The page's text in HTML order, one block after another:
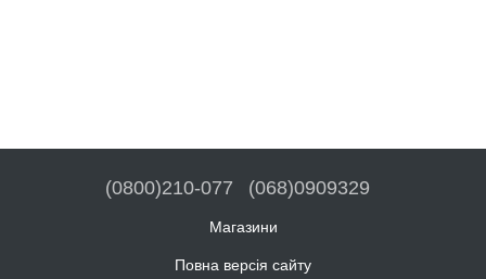
(0800)210-077 (068)0909329
Магазини
Повна версія сайту